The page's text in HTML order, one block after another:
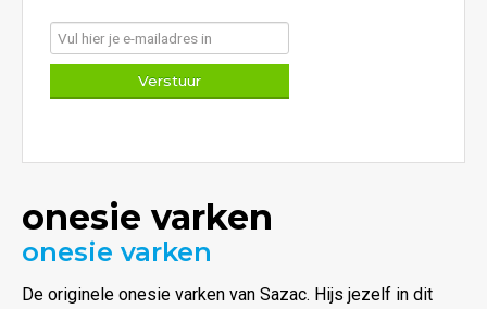
onesie varken
onesie varken
De originele onesie varken van Sazac. Hijs jezelf in dit